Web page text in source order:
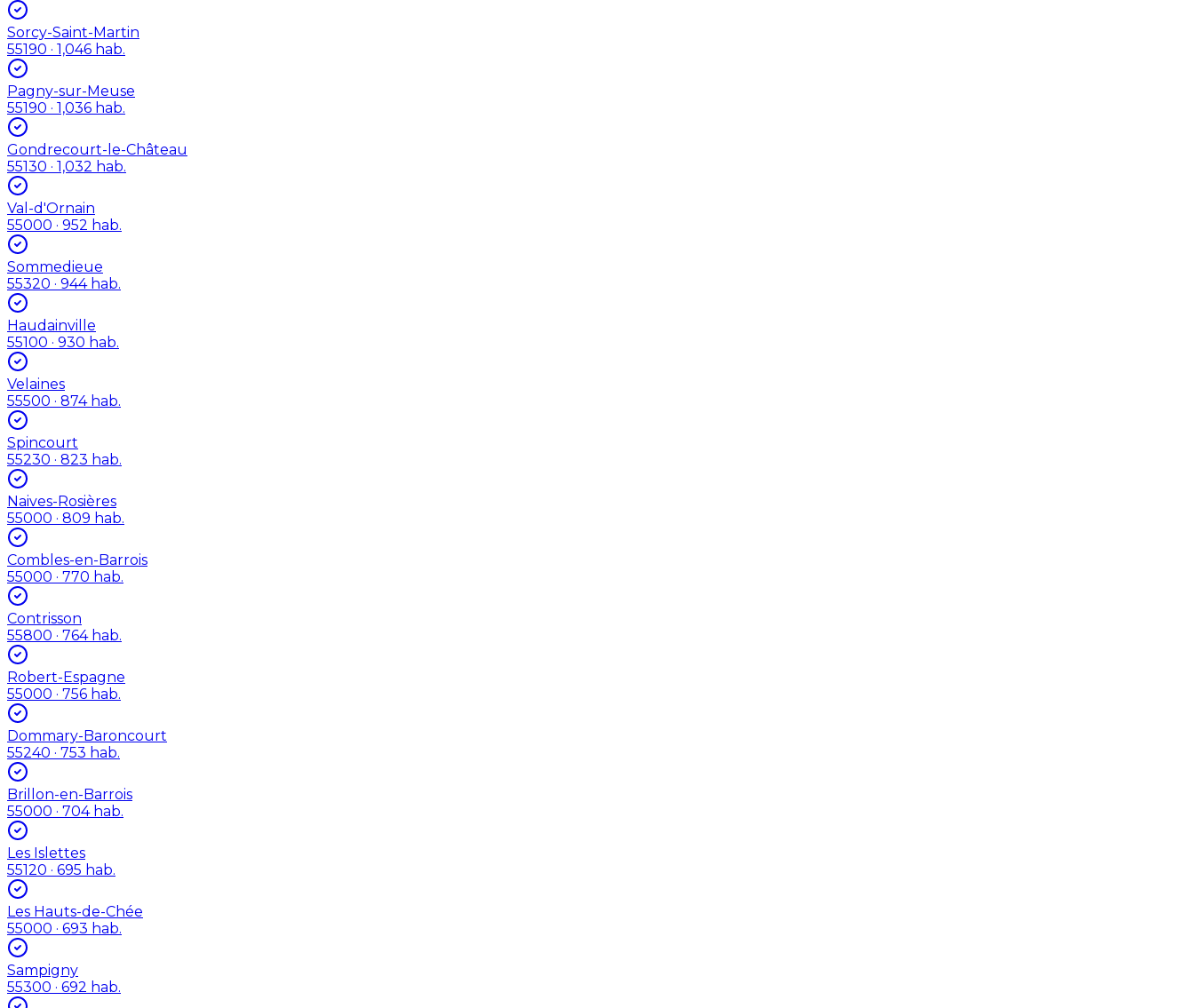
Sorcy-Saint-Martin
55190 · 1,046 hab.
Pagny-sur-Meuse
55190 · 1,036 hab.
Gondrecourt-le-Château
55130 · 1,032 hab.
Val-d'Ornain
55000 · 952 hab.
Sommedieue
55320 · 944 hab.
Haudainville
55100 · 930 hab.
Velaines
55500 · 874 hab.
Spincourt
55230 · 823 hab.
Naives-Rosières
55000 · 809 hab.
Combles-en-Barrois
55000 · 770 hab.
Contrisson
55800 · 764 hab.
Robert-Espagne
55000 · 756 hab.
Dommary-Baroncourt
55240 · 753 hab.
Brillon-en-Barrois
55000 · 704 hab.
Les Islettes
55120 · 695 hab.
Les Hauts-de-Chée
55000 · 693 hab.
Sampigny
55300 · 692 hab.